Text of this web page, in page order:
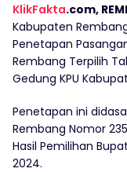
KlikFakta.com,
Kabupaten
Penetapan
Rembang Terpilih
Gedung KPU
Penetapan ini
Rembang Nomor
Hasil Pemilihan
2024.